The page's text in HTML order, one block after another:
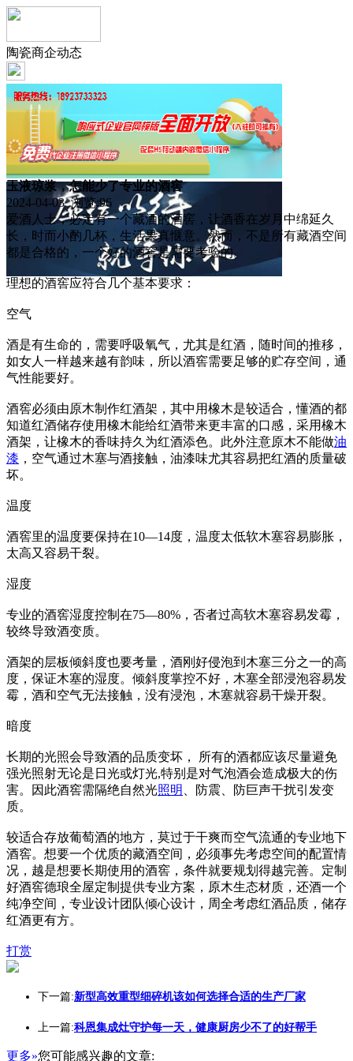
陶瓷商企动态
玉液琼浆，怎能少了专业的酒窖
2024-04-03 浏览:96
爱酒人士，必定有一个藏酒的酒窖，让酒香在岁月中绵延久
长，时而小酌几杯，生活果真惬意。然而，不是所有藏酒空间
都是合格的，一个好的酒窖是需要考验的。
理想的酒窖应符合几个基本要求：
空气
酒是有生命的，需要呼吸氧气，尤其是红酒，随时间的推移，
如女人一样越来越有韵味，所以酒窖需要足够的贮存空间，通
气性能要好。
酒窖必须由原木制作红酒架，其中用橡木是较适合，懂酒的都
知道红酒储存使用橡木能给红酒带来更丰富的口感，采用橡木
酒架，让橡木的香味持久为红酒添色。此外注意原木不能做油
漆 ，空气通过木塞与酒接触，油漆味尤其容易把红酒的质量破
坏。
温度
酒窖里的温度要保持在10—14度，温度太低软木塞容易膨胀，
太高又容易干裂。
湿度
专业的酒窖湿度控制在75—80%，否者过高软木塞容易发霉，
较终导致酒变质。
酒架的层板倾斜度也要考量，酒刚好侵泡到木塞三分之一的高
度，保证木塞的湿度。倾斜度掌控不好，木塞全部浸泡容易发
霉，酒和空气无法接触，没有浸泡，木塞就容易干燥开裂。
暗度
长期的光照会导致酒的品质变坏， 所有的酒都应该尽量避免
强光照射无论是日光或灯光,特别是对气泡酒会造成极大的伤
害。因此酒窖需隔绝自然光照明
、防震、防巨声干扰引发变
质。
较适合存放葡萄酒的地方，莫过于干爽而空气流通的专业地下
酒窖。想要一个优质的藏酒空间，必须事先考虑空间的配置情
况，越是想要长期使用的酒窖，条件就要规划得越完善。定制
好酒窖德琅全屋定制提供专业方案，原木生态材质，还酒一个
纯净空间，专业设计团队倾心设计，周全考虑红酒品质，储存
红酒更有方。
打赏
下一篇:新型高效重型细碎机该如何选择合适的生产厂家
上一篇:科恩集成灶守护每一天，健康厨房少不了的好帮手
更多»您可能感兴趣的文章: